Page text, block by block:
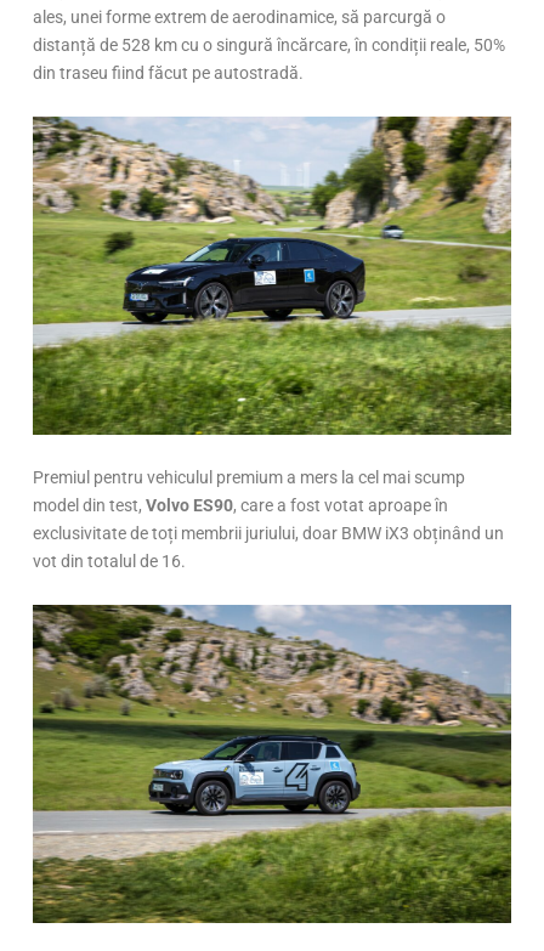
ales, unei forme extrem de aerodinamice, să parcurgă o
distanță de 528 km cu o singură încărcare, în condiții reale, 50%
din traseu fiind făcut pe autostradă.
Premiul pentru vehiculul premium a mers la cel mai scump
model din test,Volvo ES90, care a fost votat aproape în
exclusivitate de toți membrii juriului, doar BMW iX3 obținând un
vot din totalul de 16.